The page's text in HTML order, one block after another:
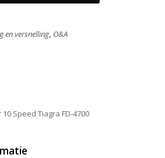
en versnelling, O&A
Speed Tiagra FD-4700